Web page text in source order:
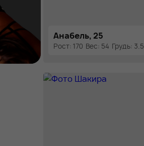
Анабель, 25
Рост: 170 Вес: 54 Грудь: 3.5